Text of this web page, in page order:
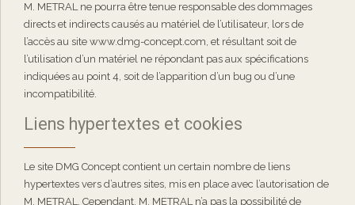
M. METRAL ne pourra être tenue responsable des dommages
directs et indirects causés au matériel de l’utilisateur, lors de
l’accès au site www.dmg-concept.com, et résultant soit de
l’utilisation d’un matériel ne répondant pas aux spécifications
indiquées au point 4, soit de l’apparition d’un bug ou d’une
incompatibilité.
Liens hypertextes et cookies
Le site DMG Concept contient un certain nombre de liens
hypertextes vers d’autres sites, mis en place avec l’autorisation de
M. METRAL. Cependant, M. METRAL n’a pas la possibilité de